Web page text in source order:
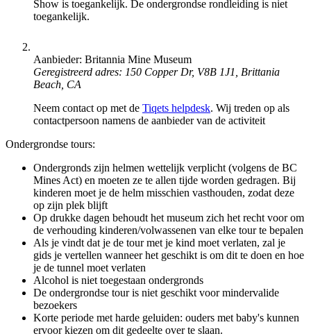
Show is toegankelijk. De ondergrondse rondleiding is niet
toegankelijk.
Aanbieder: Britannia Mine Museum
Geregistreerd adres: 150 Copper Dr, V8B 1J1, Brittania
Beach, CA
Neem contact op met de Tiqets helpdesk. Wij treden op als
contactpersoon namens de aanbieder van de activiteit
Ondergrondse tours:
Ondergronds zijn helmen wettelijk verplicht (volgens de BC
Mines Act) en moeten ze te allen tijde worden gedragen. Bij
kinderen moet je de helm misschien vasthouden, zodat deze
op zijn plek blijft
Op drukke dagen behoudt het museum zich het recht voor om
de verhouding kinderen/volwassenen van elke tour te bepalen
Als je vindt dat je de tour met je kind moet verlaten, zal je
gids je vertellen wanneer het geschikt is om dit te doen en hoe
je de tunnel moet verlaten
Alcohol is niet toegestaan ondergronds
De ondergrondse tour is niet geschikt voor mindervalide
bezoekers
Korte periode met harde geluiden: ouders met baby's kunnen
ervoor kiezen om dit gedeelte over te slaan.